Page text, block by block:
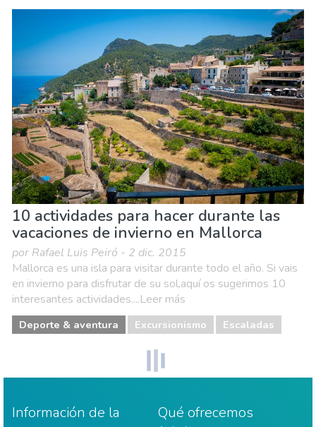
Deporte & aventura
Dónde quedarse
Naturaleza & aire libre
Playas
10 actividades para hacer durante las
vacaciones de invierno en Mallorca
por Rafael Luis Peiró - 2 dic. 2015
Mallorca es una isla para visitar durante todo el año. Si vais
en invierno para disfrutar de su sol,aquí os sugerimos 10
interesantes actividades....Leer más
Deporte & aventura Excursionismo Escaladas
Información de la
Qué ofrecemos